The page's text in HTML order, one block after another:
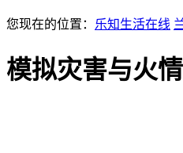
您现在的位置： 乐知生活在线
模拟灾害与火